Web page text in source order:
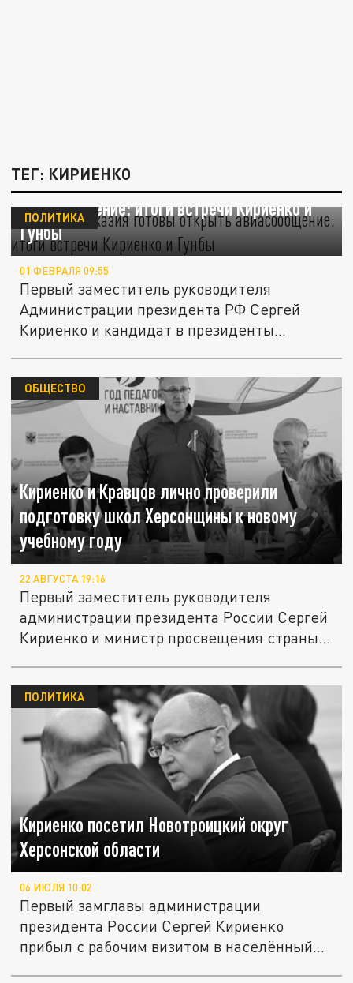
ТЕГ: КИРИЕНКО
Россия и Абхазия готовы открыть
авиасообщение: итоги встречи Кириенко и
Гунбы
ПОЛИТИКА
01 ФЕВРАЛЯ 09:55
Первый заместитель руководителя
Администрации президента РФ Сергей
Кириенко и кандидат в президенты
Кириенко и Кравцов лично проверили
подготовку школ Херсонщины к новому
учебному году
ОБЩЕСТВО
22 АВГУСТА 19:16
Первый заместитель руководителя
администрации президента России Сергей
Кириенко и министр просвещения страны...
Кириенко посетил Новотроицкий округ
Херсонской области
ПОЛИТИКА
06 ИЮЛЯ 10:02
Первый замглавы администрации
президента России Сергей Кириенко
прибыл с рабочим визитом в населённый